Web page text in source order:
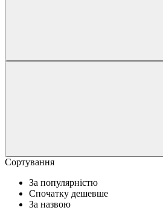
Сортування
За популярністю
Спочатку дешевше
За назвою